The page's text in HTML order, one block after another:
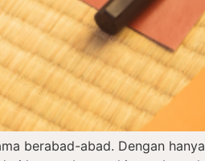
berabad-abad. Dengan hanya